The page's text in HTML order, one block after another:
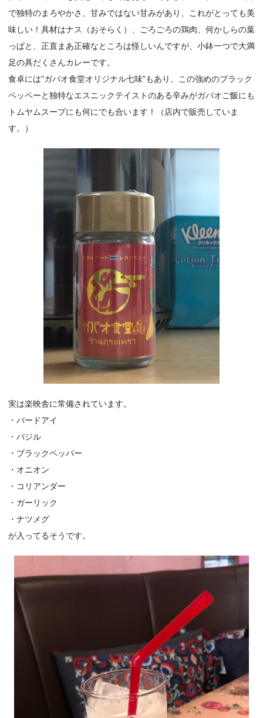
で独特のまろやかさ、甘みではない甘みがあり、これがとっても美
味しい！具材はナス（おそらく）、ごろごろの鶏肉、何かしらの葉
っぱと、正直まあ正確なところは怪しいんですが、小鉢一つで大満
足の具だくさんカレーです。
食卓には”ガパオ食堂オリジナル七味”もあり、この強めのブラック
ペッペーと独特なエスニックテイストのある辛みがガパオご飯にも
トムヤムスープにも何にでも合います！（店内で販売していま
す。）
実は楽映舎に常備されています。
・バードアイ
・バジル
・ブラックペッパー
・オニオン
・コリアンダー
・ガーリック
・ナツメグ
が入ってるそうです。